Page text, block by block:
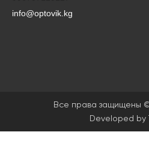
info@optovik.kg
Все права защищены
Developed by